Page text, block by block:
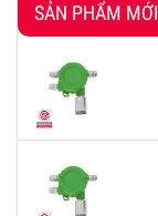
SẢN PHẨM MỚI